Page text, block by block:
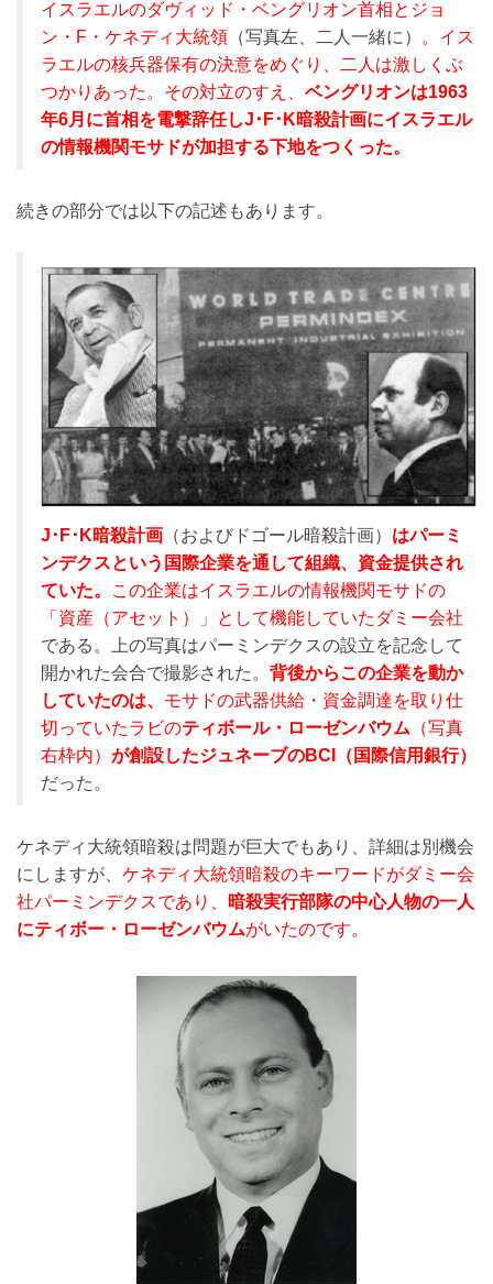
イスラエルのダヴィッド・ベングリオン首相とジョ
ン・F・ケネディ大統領 （写真左、二人一緒に）
。イス
ラエルの核兵器保有の決意をめぐり、二人は激しくぶ
つかりあった。その対立のすえ、 ベングリオンは1963
年6月に首相を電撃辞任しJ･F･K暗殺計画にイスラエル
の情報機関モサドが加担する下地をつくった。
続きの部分では以下の記述もあります。
J･F･K暗殺計画 （およびドゴール暗殺計画） はパーミ
ンデクスという国際企業を通して組織、資金提供され
ていた。
この企業はイスラエルの情報機関モサドの
「資産（アセット）」として機能していたダミー会社
である。上の写真はパーミンデクスの設立を記念して
開かれた会合で撮影された。 背後からこの企業を動か
していたのは、 モサドの武器供給・資金調達を取り仕
切っていたラビのティボール・ローゼンバウム （写真
右枠内） が創設したジュネーブのBCI（国際信用銀行）
だった。
ケネディ大統領暗殺は問題が巨大でもあり、詳細は別機会
にしますが、 ケネディ大統領暗殺のキーワードがダミー会
社パーミンデクスであり、
暗殺実行部隊の中心人物の一人
にティボー・ローゼンバウムがいたのです。